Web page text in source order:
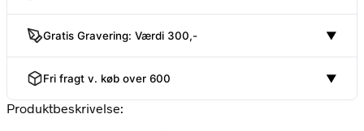
Gratis Gravering: Værdi 300,- ▼
Fri fragt v. køb over 600 ▼
Produktbeskrivelse: